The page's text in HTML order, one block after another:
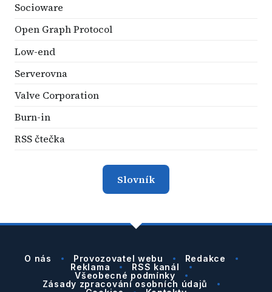
Socioware
Open Graph Protocol
Low-end
Serverovna
Valve Corporation
Burn-in
RSS čtečka
Slovník
O nás Provozovatel webu
Redakce
Reklama
RSS kanál
Všeobecné podmínky
Zásady zpracování osobních údajů